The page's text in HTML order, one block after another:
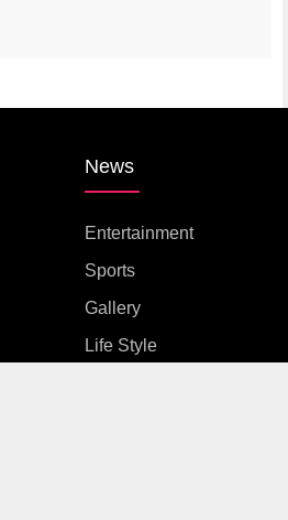
News
Entertainment
Sports
Gallery
Life Style